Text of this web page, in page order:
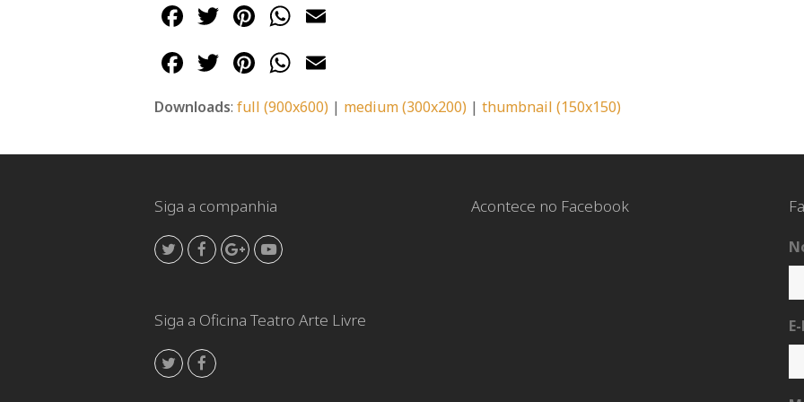
Facebook
Twitter
Pinterest
WhatsApp
Facebook
Twitter
Pinterest
WhatsApp
Downloads: full (900x600) | medium (300x200) | thumbnail (150x150)
Siga a companhia
TwitterFacebookGooglePlus
Youtube
Siga a Oficina Teatro Arte Livre
TwitterFacebook
Acontece no Facebook